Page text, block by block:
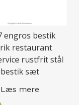
engros bestik
restaurant
rustfrit stål
bestik sæt
Læs mere